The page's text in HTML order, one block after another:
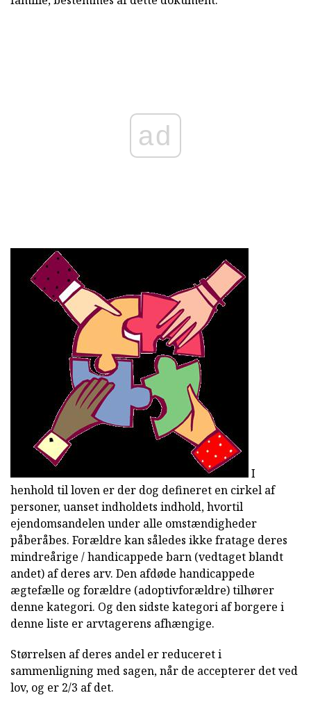
ad
I
henhold til loven er der dog defineret en cirkel af
personer, uanset indholdets indhold, hvortil
ejendomsandelen under alle omstændigheder
påberåbes. Forældre kan således ikke fratage deres
mindreårige / handicappede barn (vedtaget blandt
andet) af deres arv. Den afdøde handicappede
ægtefælle og forældre (adoptivforældre) tilhører
denne kategori. Og den sidste kategori af borgere i
denne liste er arvtagerens afhængige.
Størrelsen af deres andel er reduceret i
sammenligning med sagen, når de accepterer det ved
lov, og er 2/3 af det.